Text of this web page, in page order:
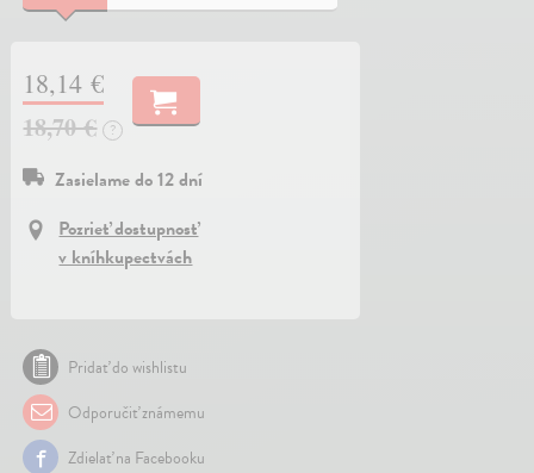
18,14 €
18,70 €
?
Zasielame do 12 dní
Pozrieť dostupnosť
v kníhkupectvách
Pridať do wishlistu
Odporučiť známemu
Zdielať na Facebooku